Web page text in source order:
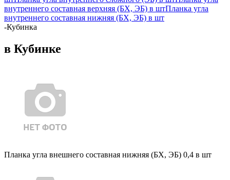
внутреннего составная верхняя (БХ, ЭБ) в штПланка угла
внутреннего составная нижняя (БХ, ЭБ) в шт
-Кубинка
в Кубинке
Планка угла внешнего составная нижняя (БХ, ЭБ) 0,4 в шт